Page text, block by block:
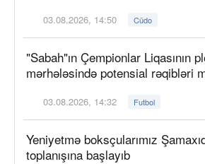
03.08.2026, 14:50 Cüdo
"Sabah"ın Çempionlar Liqasının
mərhələsində potensial rəqibləri
03.08.2026, 14:32 Futbol
Yeniyetmə boksçularımız
toplanışına başlayıb